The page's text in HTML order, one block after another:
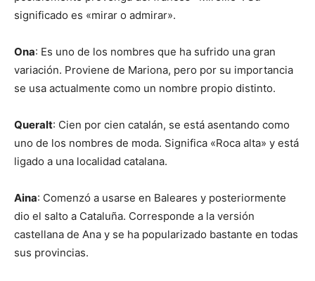
significado es «mirar o admirar».
Ona: Es uno de los nombres que ha sufrido una gran
variación. Proviene de Mariona, pero por su importancia
se usa actualmente como un nombre propio distinto.
Queralt: Cien por cien catalán, se está asentando como
uno de los nombres de moda. Significa «Roca alta» y está
ligado a una localidad catalana.
Aina: Comenzó a usarse en Baleares y posteriormente
dio el salto a Cataluña. Corresponde a la versión
castellana de Ana y se ha popularizado bastante en todas
sus provincias.